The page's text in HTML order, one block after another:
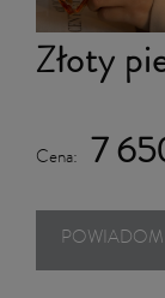
Złoty
Cena: 7
POWIADOM